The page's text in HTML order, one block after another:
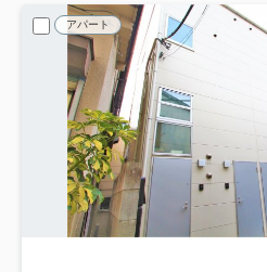
アパート